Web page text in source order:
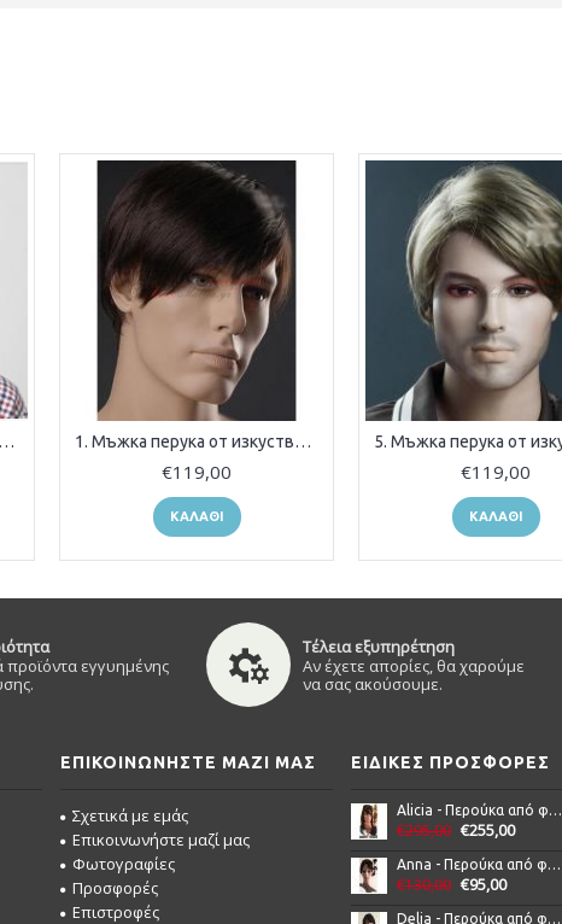
19. Мъжка перука от естествена коса 1. Мъжка перука от изкуствена коса
€119,00
ΚΑΛΆΘΙ
€119,00
ΚΑΛΆΘΙ
προϊόντα εγγυημένης
Τέλεια εξυπηρέτηση
Αν έχετε απορίες, θα χαρούμε
να σας ακούσουμε.
ΕΠΙΚΟΙΝΩΝΉΣΤΕ ΜΑΖΊ ΜΑΣ
Σχετικά με εμάς
Επικοινωνήστε μαζί μας
Φωτογραφίες
Προσφορές
Επιστροφές
ΕΙΔΙΚΈΣ ΠΡΟΣΦΟΡΈΣ
Alicia - Περούκα από φυσική τρίχα
€295,00 €255,00
Anna - Περούκα από φυσική τρίχα
€130,00 €95,00
Delia - Περούκα από φυσική τρίχα